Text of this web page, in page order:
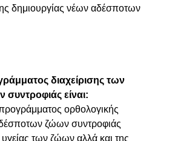
δημιουργίας νέων αδέσποτων
διαχείρισης των
είναι:
ορθολογικής
ζώων συντροφιάς
των ζώων αλλά και της